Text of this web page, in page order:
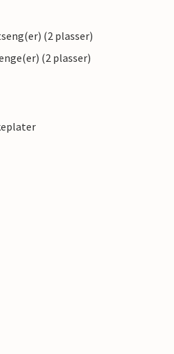
(2 plasser)
(2 plasser)